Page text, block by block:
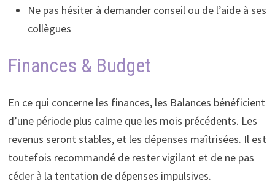
Ne pas hésiter à demander conseil ou de l’aide à ses
collègues
Finances & Budget
En ce qui concerne les finances, les Balances bénéficient
d’une période plus calme que les mois précédents. Les
revenus seront stables, et les dépenses maîtrisées. Il est
toutefois recommandé de rester vigilant et de ne pas
céder à la tentation de dépenses impulsives.